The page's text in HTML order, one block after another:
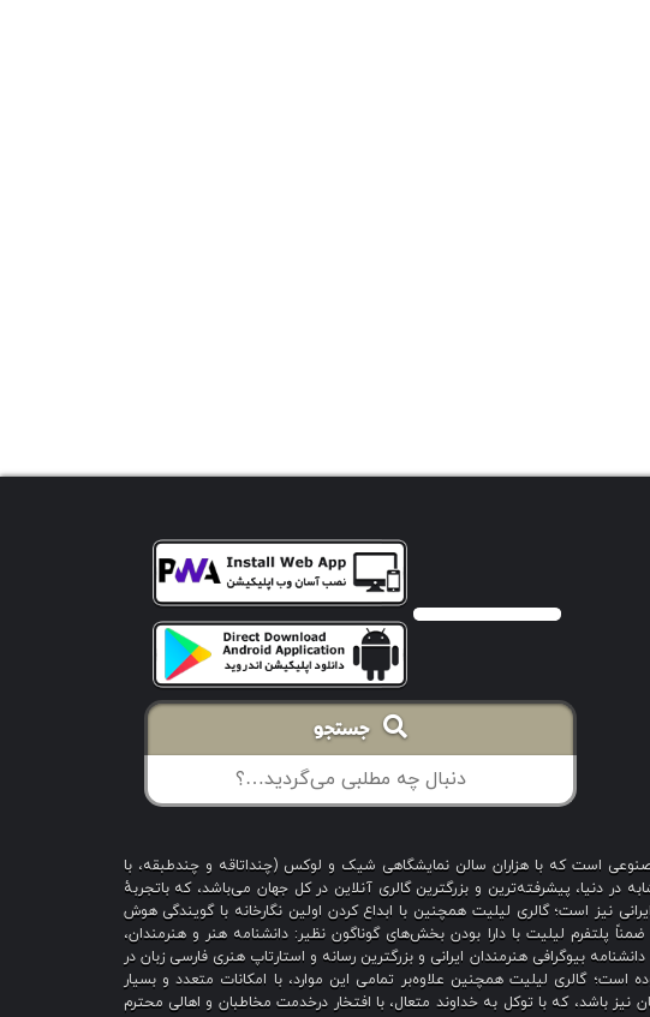
جستجو
مصنوعی است که با هزاران سالن نمایشگاهی شیک و لوکس (چنداتاقه و چندطبقه، با
دنیا، پیشرفته‌ترین و بزرگترین گالری آنلاین در کل جهان می‌باشد، که باتجربهٔ
گالری ایرانی نیز است؛ گالری لیلیت همچنین با ابداع کردن اولین نگارخانه با گویندگی هوش
پلتفرم لیلیت با دارا بودن بخش‌های گوناگون نظیر: دانشنامه هنر و هنرمندان،
بیوگرافی هنرمندان ایرانی و بزرگترین رسانه و استارتاپ هنری فارسی زبان در
گالری لیلیت همچنین علاوه‌بر تمامی این موارد، با امکانات متعدد و بسیار
نیز باشد، که با توکل به خداوند متعال، با افتخار درخدمت مخاطبان و اهالی محترم